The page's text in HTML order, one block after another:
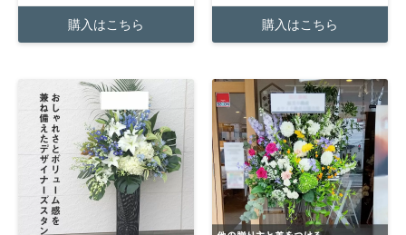
購入はこちら 購入はこちら